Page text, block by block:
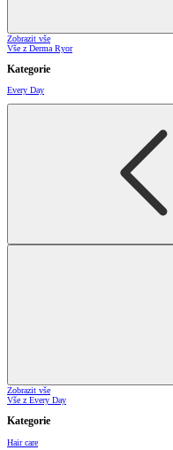
Zobrazit vše
Vše z Derma Ryor
Kategorie
Every Day
Zobrazit vše
Vše z Every Day
Kategorie
Hair care